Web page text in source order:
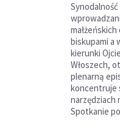
biskupami a
kierunki
Włoszech,
plenarną
koncentruje
narzędziach
Spotkanie